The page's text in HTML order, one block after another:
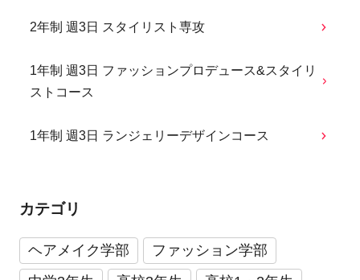
2年制 週3日 スタイリスト専攻
1年制 週3日 ファッションプロデュース&スタイリ
ストコース
1年制 週3日 ランジェリーデザインコース
カテゴリ
ヘアメイク学部
ファッション学部